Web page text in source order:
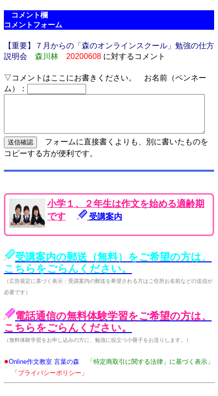
コメント欄
コメントフォーム
【重要】７月からの「森のオンラインスクール」勉強の仕方
説明会
森川林 20200608 に対するコメント
▽コメントはここにお書きください。 お名前（ペンネー
ム）：
フォームに直接書くよりも、別に書いたものを
コピーする方が便利です。
小学１、２年生は作文を始める適齢期
です
受講案内
受講案内の郵送（無料）をご希望の方は、
こちらをごらんください。
（広告規定に基づく表示：受講案内の郵送を希望される方はご住所お名前などの送信が
必要です）
電話通信の無料体験学習をご希望の方は、
こちらをごらんください。
（無料体験学習をお申し込みの方に、勉強に役立つ小冊子をお送りします。）
●Online作文教室 言葉の森
「特定商取引に関する法律」に基づく表示」
「プライバシーポリシー」